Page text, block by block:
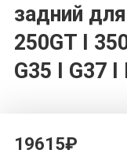
задний
250GT I
G35 I G37 I
19615₽